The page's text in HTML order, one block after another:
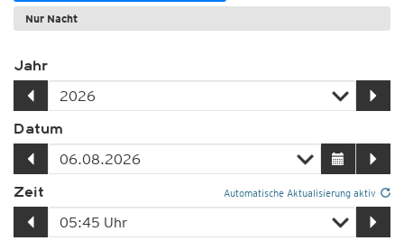
Nur Nacht
Jahr
Datum
Zeit Automatische Aktualisierung aktiv